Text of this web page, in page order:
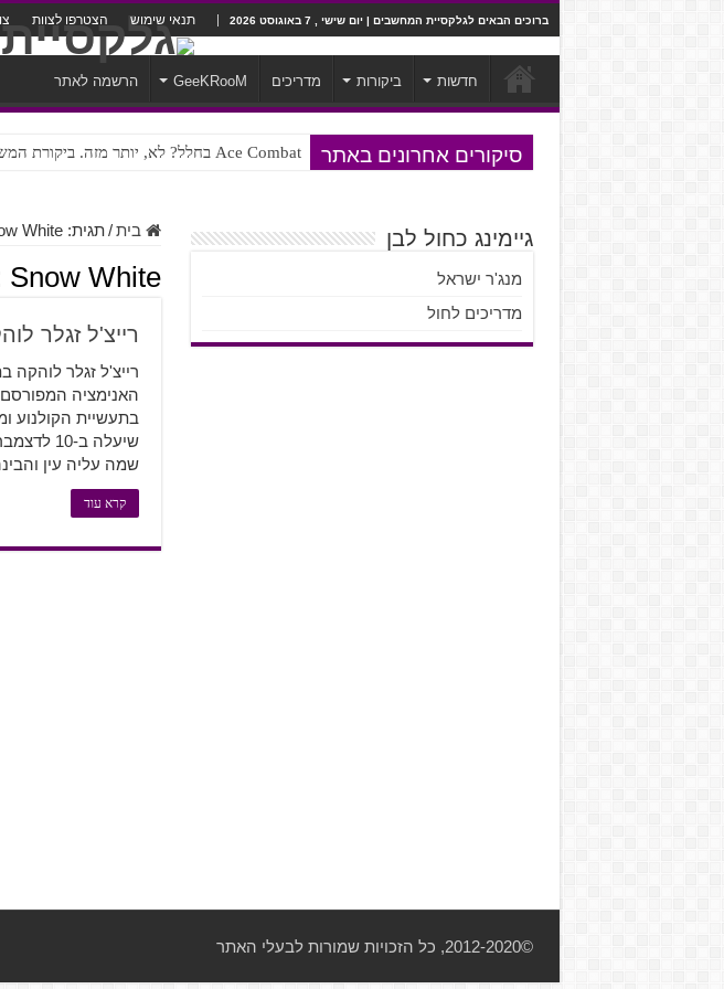
ברוכים הבאים לגלקסיית המחשבים | יום שישי , 7 באוגוסט 2026 תנאי שימוש הצטרפו לצוות
חדשות ביקורות מדריכים GeeKRooM הרשמה לאתר
סיקורים אחרונים באתר Ace Combat בחלל? לא, יותר מזה. ביקורת המשחק Chorus
Steven Universe והשירים שתורגמו בצורה נוראית לעברית
בית / תגית:White
Snow White
רייצ'ל זגלר
האנימציה המפורסם
בתעשיית הקולנוע
שמה עליה עין
קרא עוד
גיימינג כחול לבן
מנג'ר ישראל
מדריכים לחול
©2012-2020, כל הזכויות שמורות לבעלי האתר